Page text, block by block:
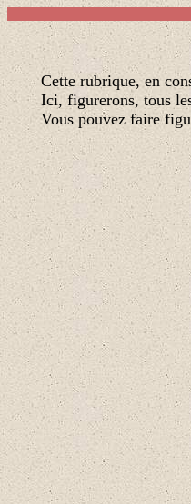
Cette rubrique, en
Ici, figurerons, tous
Vous pouvez faire